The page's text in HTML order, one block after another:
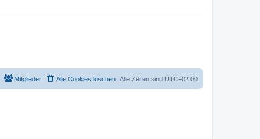
Alle Zeiten sind UTC+02:00
Alle Cookies löschen
Mitglieder